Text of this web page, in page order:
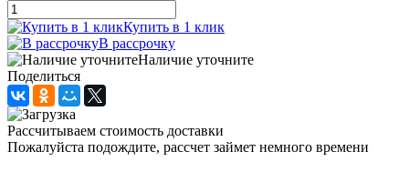
Купить в 1 клик
В рассрочку
Наличие уточните
Поделиться
Рассчитываем стоимость доставки
Пожалуйста подождите, рассчет займет немного времени